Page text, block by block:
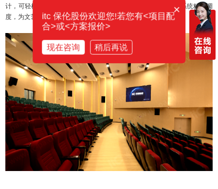
计，可轻松实现舞台升降、平移、旋转等多维动作，通过机械系统精准调
度，为文艺汇演注入沉浸式体验。
×
itc 保伦股份欢迎您!若您有<项目配
合>或<方案报价>
现在咨询 稍后再说